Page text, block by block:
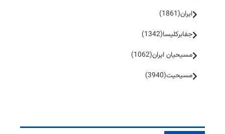
ایران(1861)
جفا‌بر‌کلیسا(1342)
مسیحیان ایران(1062)
مسیحیت(3940)